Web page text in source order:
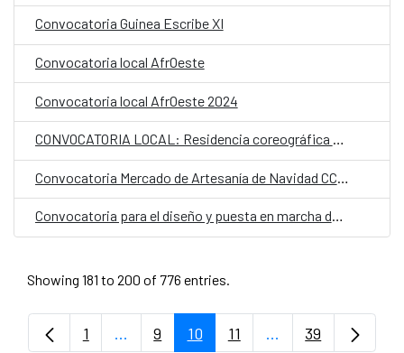
Convocatoria Guinea Escribe XI
Convocatoria local AfrOeste
Convocatoria local AfrOeste 2024
CONVOCATORIA LOCAL: Residencia coreográfica AfrOeste 2023
Convocatoria para el diseño y puesta en marcha del Plan de Centro 2024
Showing 181 to 200 of 776 entries.
Page
1 ...Intermediate Pages Use TAB to navigate.
Page
9 Page
10 Page
11 ...Intermediate
Page
39